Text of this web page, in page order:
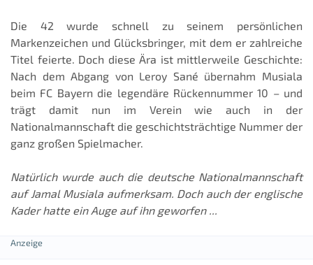
Die 42 wurde schnell zu seinem persönlichen
Markenzeichen und Glücksbringer, mit dem er zahlreiche
Titel feierte. Doch diese Ära ist mittlerweile Geschichte:
Nach dem Abgang von Leroy Sané übernahm Musiala
beim FC Bayern die legendäre Rückennummer 10 – und
trägt damit nun im Verein wie auch in der
Nationalmannschaft die geschichtsträchtige Nummer der
ganz großen Spielmacher.
Natürlich wurde auch die deutsche Nationalmannschaft
auf Jamal Musiala aufmerksam. Doch auch der englische
Kader hatte ein Auge auf ihn geworfen ...